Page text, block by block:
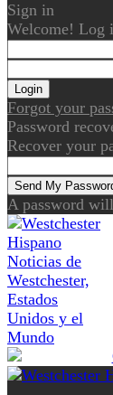
Sign in
Welcome! Log
Forgot your
Password
Recover your
A password
Noticias de
Westchester,
Estados
Unidos y el
Mundo